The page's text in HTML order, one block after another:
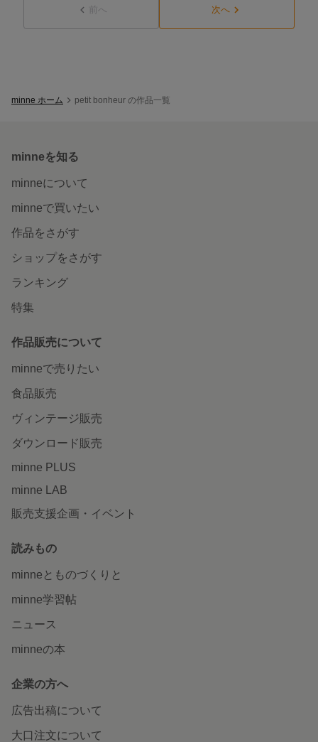
前へ 次へ
minne ホーム petit bonheur の作品一覧
minneを知る
minneについて
minneで買いたい
作品をさがす
ショップをさがす
ランキング
特集
作品販売について
minneで売りたい
食品販売
ヴィンテージ販売
ダウンロード販売
minne PLUS
minne LAB
販売支援企画・イベント
読みもの
minneとものづくりと
minne学習帖
ニュース
minneの本
企業の方へ
広告出稿について
大口注文について